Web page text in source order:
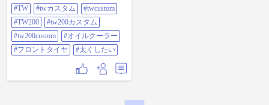
ヤだったりブレーキシューだった
り足りないのがいろいろあるので
すいつ完成するかわかりません😰
#tw #twカスタム#twcustom #tw200
#tw200カスタム #tw200custom #オイ
ルクーラー #フロントタイヤ #太く
#TW #twカスタム
#twcustom
#TW200
#tw200カスタム
#tw200custom
#オイルクーラー
#フロントタイヤ
#太くしたい